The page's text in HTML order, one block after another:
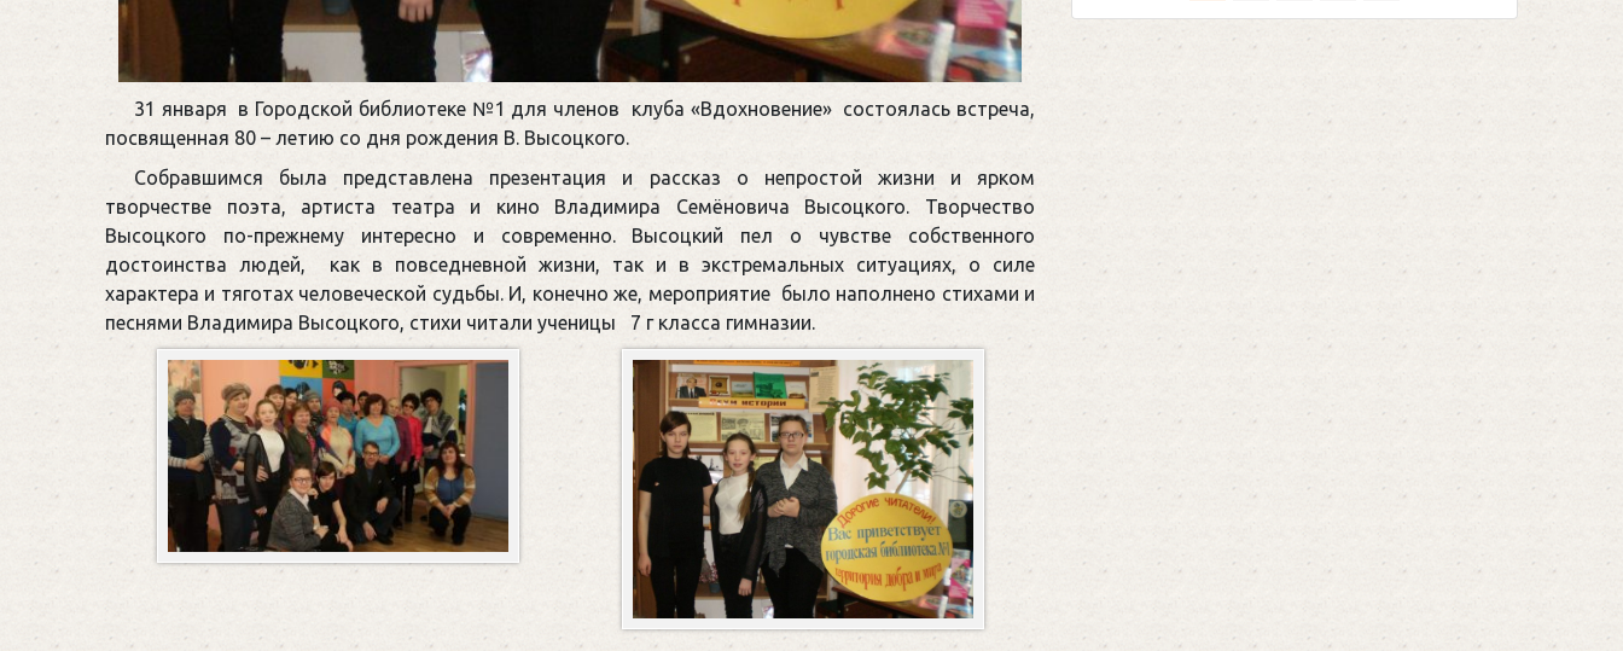
31 января в Городской библиотеке №1 для членов клуба «Вдохновение» состоялась встреча,
посвященная 80 – летию со дня рождения В. Высоцкого.
Собравшимся была представлена презентация и рассказ о непростой жизни и ярком
творчестве поэта, артиста театра и кино Владимира Семёновича Высоцкого. Творчество
Высоцкого по-прежнему интересно и современно. Высоцкий пел о чувстве собственного
достоинства людей, как в повседневной жизни, так и в экстремальных ситуациях, о силе
характера и тяготах человеческой судьбы. И, конечно же, мероприятие было наполнено стихами и
песнями Владимира Высоцкого, стихи читали ученицы 7 г класса гимназии.